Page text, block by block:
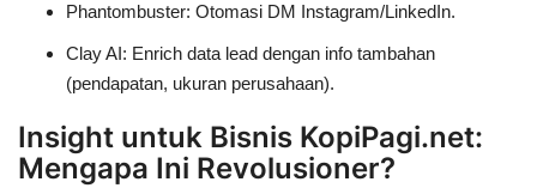
Phantombuster: Otomasi DM Instagram/LinkedIn.
Clay AI : Enrich data lead dengan info tambahan
(pendapatan, ukuran perusahaan).
Insight untuk Bisnis KopiPagi.net:
Mengapa Ini Revolusioner?